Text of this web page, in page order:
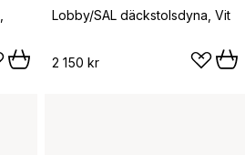
Lobby/SAL däckstolsdyna, Vit
2 150 kr